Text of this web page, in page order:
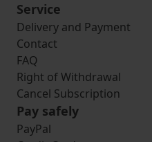
Service
Delivery and Payment
Contact
FAQ
Right of Withdrawal
Cancel Subscription
Pay safely
PayPal